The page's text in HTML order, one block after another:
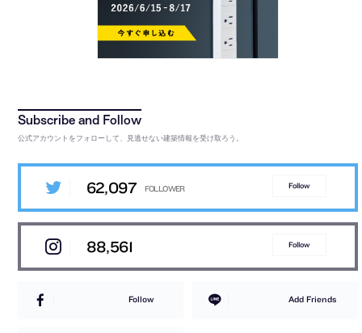
公式アカウントをフォローして、見逃せない建築情報を受け取ろう。
62,097 Follow
88,561 Follow
Follow Add Friends